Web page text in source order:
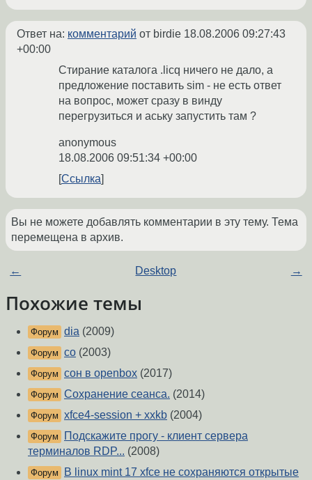
Ответ на: комментарий от birdie 18.08.2006 09:27:43
+00:00
Стирание каталога .licq ничего не дало, а
предложение поставить sim - не есть ответ
на вопрос, может сразу в винду
перегрузиться и аську запустить там ?
anonymous
18.08.2006 09:51:34 +00:00
Ссылка
Вы не можете добавлять комментарии в эту тему. Тема
перемещена в архив.
← Desktop →
Похожие темы
Форум dia (2009)
Форум со (2003)
Форум сон в openbox (2017)
Форум Сохранение сеанса. (2014)
Форум xfce4-session + xxkb (2004)
Форум
Подскажите прогу - клиент сервера
терминалов RDP... (2008)
Форум В linux mint 17 xfce не сохраняются открытые